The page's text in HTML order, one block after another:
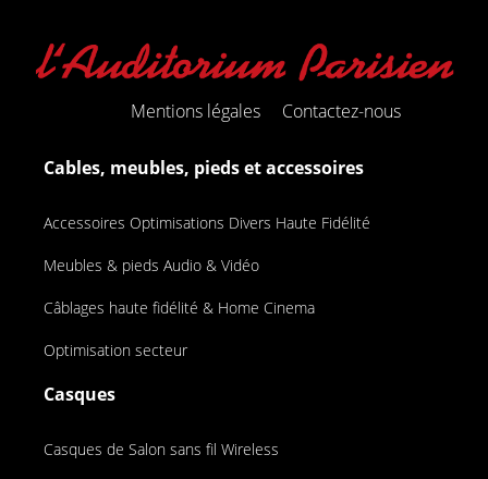
Mentions légales Contactez-nous
Cables, meubles, pieds et accessoires
Accessoires Optimisations Divers Haute Fidélité
Meubles & pieds Audio & Vidéo
Câblages haute fidélité & Home Cinema
Optimisation secteur
Casques
Casques de Salon sans fil Wireless